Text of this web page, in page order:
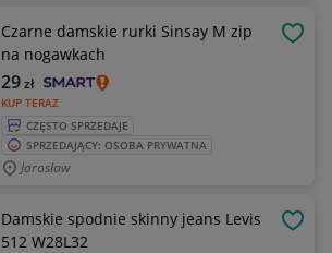
Czarne damskie rurki Sinsay M zip
na nogawkach
KUP TERAZ
29zł
CZĘSTO SPRZEDAJE
SPRZEDAJĄCY: OSOBA PRYWATNA
Jarosław
Damskie spodnie skinny jeans Levis
512 W28L32